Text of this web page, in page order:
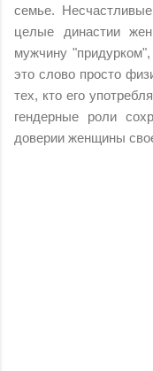
семье.
целые династии
мужчину
это слово просто
тех, кто его
гендерные роли
доверии женщины